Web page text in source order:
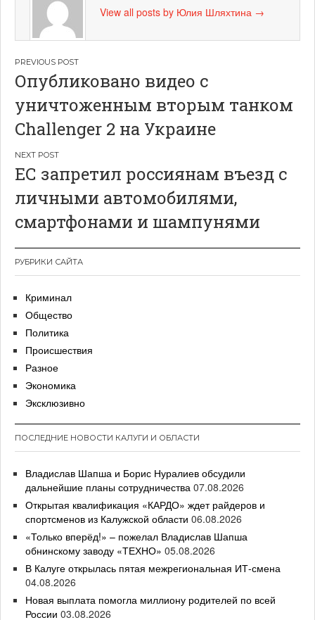
View all posts by Юлия Шляхтина →
Навигация
по
записям
Опубликовано видео с
уничтоженным вторым танком
Challenger 2 на Украине
ЕС запретил россиянам въезд с
личными автомобилями,
смартфонами и шампунями
РУБРИКИ САЙТА
Криминал
Общество
Политика
Происшествия
Разное
Экономика
Эксклюзивно
ПОСЛЕДНИЕ НОВОСТИ КАЛУГИ И ОБЛАСТИ
Владислав Шапша и Борис Нуралиев обсудили
дальнейшие планы сотрудничества 07.08.2026
Открытая квалификация «КАРДО» ждет райдеров и
спортсменов из Калужской области 06.08.2026
«Только вперёд!» – пожелал Владислав Шапша
обнинскому заводу «ТЕХНО» 05.08.2026
В Калуге открылась пятая межрегиональная ИТ-смена
04.08.2026
Новая выплата помогла миллиону родителей по всей
России 03.08.2026